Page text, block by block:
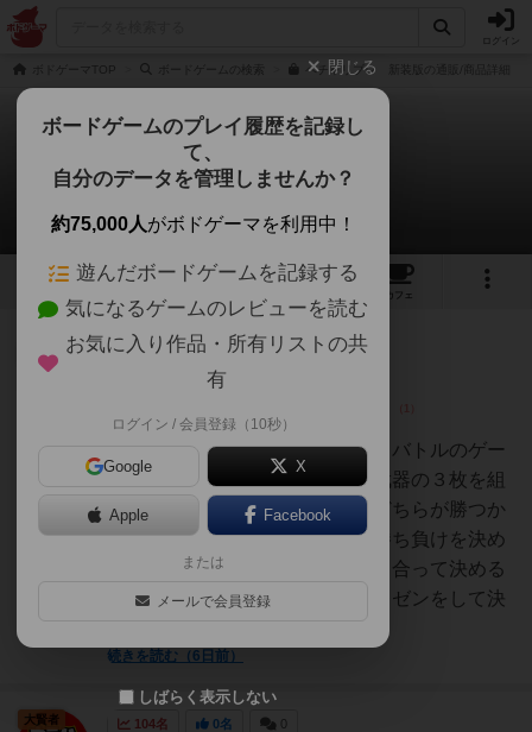
ログイン
ボドゲーマTOP ペチャリブレ 新装版の通販/商品詳細
ペチャリブレ
7件のレビュー
3 1 7
カフェ
105名 充実
ランダムカード３枚同士のトークバトルのゲー
ムです。キャラクター、特徴、武器の３枚を組
み合わせたもの同士を戦わせ、どちらが勝つか
をトークによってのプレゼンで勝ち負けを決め
ます。勝敗は他プレイヤーが話し合って決める
ものです。交互に２回ずつ、プレゼンをして決
続きを読む（6日前）
仙人
104名 0名 0
大賢者
閉じる
ボードゲームのプレイ履歴を記録し
て、
自分のデータを管理しませんか？
約75,000人がボドゲーマを利用中！
遊んだボードゲームを記録する
気になるゲームのレビューを読む
お気に入り作品・所有リストの共
有
ログイン / 会員登録（10秒）
Google X
Apple Facebook
または
メールで会員登録
しばらく表示しない